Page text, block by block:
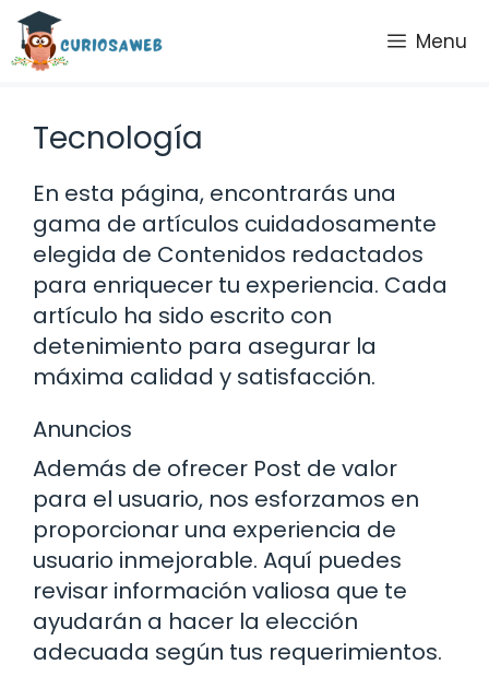
Saltar
contenido
Menu
Tecnología
En esta página, encontrarás una
gama de artículos cuidadosamente
elegida de Contenidos redactados
para enriquecer tu experiencia. Cada
artículo ha sido escrito con
detenimiento para asegurar la
máxima calidad y satisfacción.
Anuncios
Además de ofrecer Post de valor
para el usuario, nos esforzamos en
proporcionar una experiencia de
usuario inmejorable. Aquí puedes
revisar información valiosa que te
ayudarán a hacer la elección
adecuada según tus requerimientos.